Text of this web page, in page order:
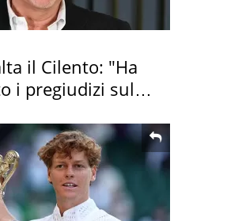
il Cilento: "Ha
i pregiudizi sul